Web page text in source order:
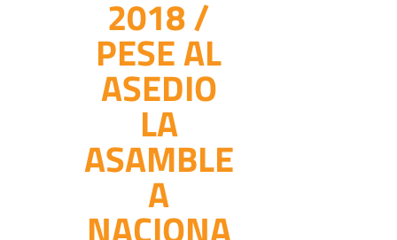
2018 /
PESE AL
ASEDIO
LA
ASAMBLE
A